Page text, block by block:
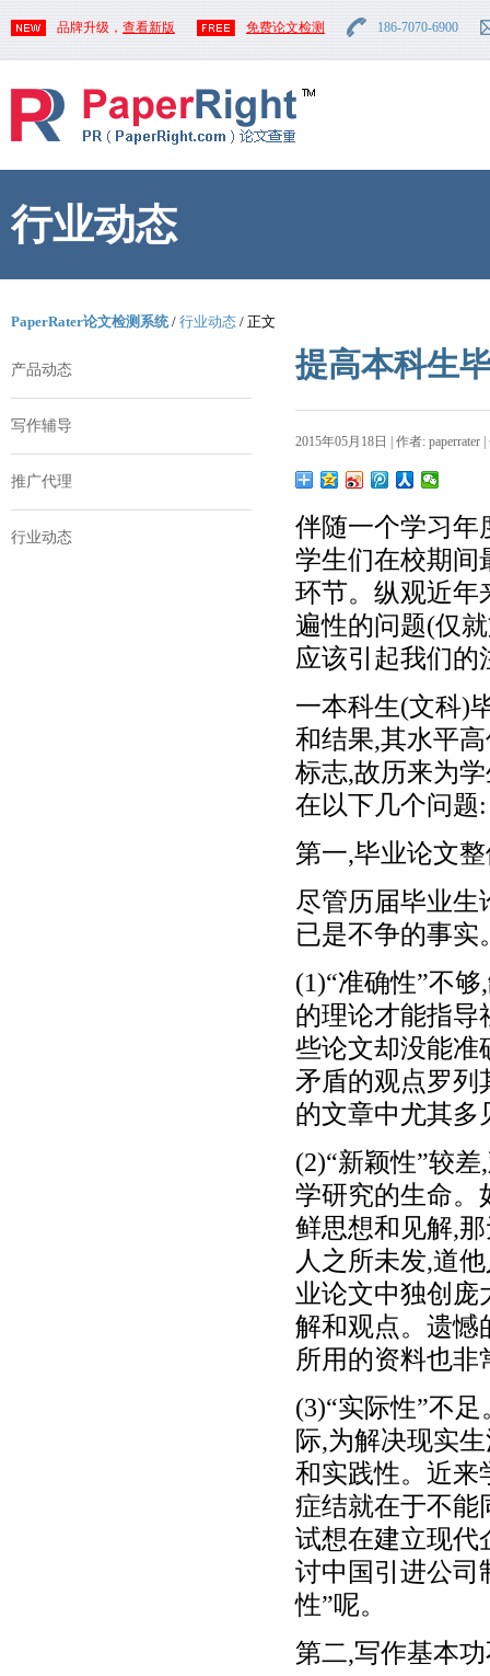
品牌升级， 查看新版 免费论文检测 186-7070-6900
行业动态
PaperRater论文检测系统/ 行业动态 / 正文
产品动态
写作辅导
推广代理
行业动态
提高本科生
2015年05月18日 | 作者: paperrater
伴随一个学习年
学生们在校期
环节。纵观近年
遍性的问题(仅
应该引起我们的
一本科生(文科)
和结果,其水平
标志,故历来为
在以下几个问题:
第一,毕业论文
尽管历届毕业生
已是不争的事
(1)“准确性”不
的理论才能指导
些论文却没能准
矛盾的观点罗列
的文章中尤其多
(2)“新颖性”较
学研究的生命。
鲜思想和见解,
人之所未发,道
业论文中独创庞
解和观点。遗憾
所用的资料也非
(3)“实际性”不
际,为解决现实
和实践性。近来
症结就在于不能
试想在建立现代
讨中国引进公司
性”呢。
第二,写作基本